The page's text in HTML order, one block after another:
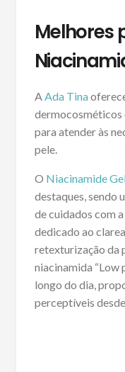
Melhores
AAda Tina
dermocosméticos
para atender às
pele.
O Niacinamide
destaques, sendo
de cuidados com
dedicado ao
retexturização da
niacinamida “Low
longo do dia,
perceptíveis